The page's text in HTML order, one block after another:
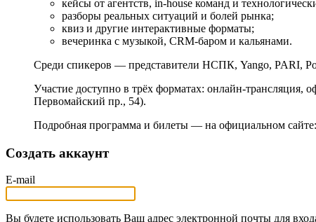
кейсы от агентств, in‑house команд и
разборы реальных ситуаций и болей рынка;
квиз и другие интерактивные форматы;
вечеринка с музыкой, CRM-баром и кальянами.
Среди спикеров — представители НСПК, Yango, PARI,
Участие доступно в трёх форматах: онлайн-
Первомайский пр., 54).
Подробная программа и билеты — на официальном сайте:
Создать аккаунт
E-mail
Вы будете использовать Ваш адрес электронной почты для